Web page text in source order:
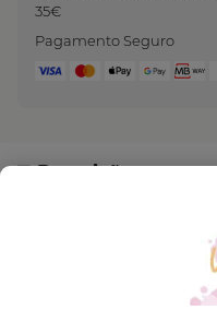
35€
Pagamento Seguro
Descrição
Para uma pausa
A sua espuma
sem secar, graças à